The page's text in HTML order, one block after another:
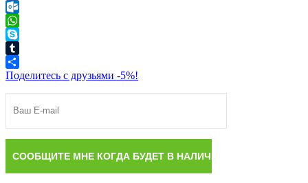
Gmail
Outlook.com
WhatsApp
Skype
Tumblr
Поделитесь с друзьями -5%!